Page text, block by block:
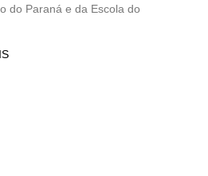
do Paraná e da Escola do